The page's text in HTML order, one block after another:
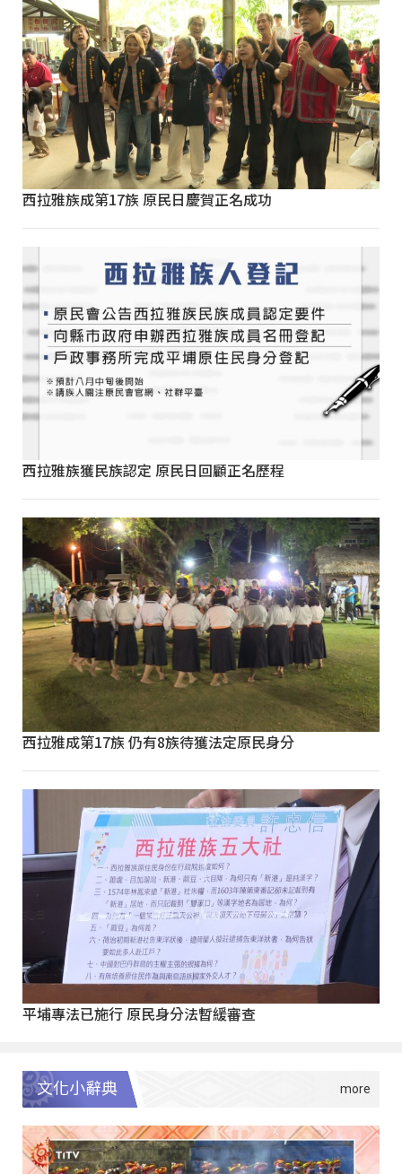
西拉雅族成第17族 原民日慶賀正名成功
西拉雅族獲民族認定 原民日回顧正名歷程
西拉雅成第17族 仍有8族待獲法定原民身分
平埔專法已施行 原民身分法暫緩審查
文化小辭典